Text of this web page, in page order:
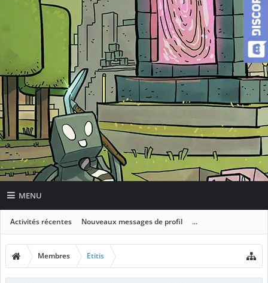
MENU
Activités récentes Nouveaux messages de profil ...
Membres Etitis